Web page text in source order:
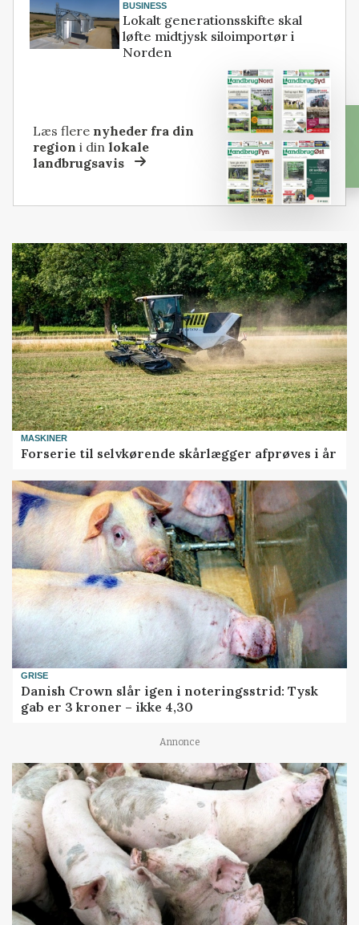
BUSINESS
Lokalt generationsskifte skal
løfte midtjysk siloimportør i
Norden
Læs flere nyheder fra din
region i dinlokale
landbrugsavis
MASKINER
Forserie til selvkørende skårlægger afprøves i år
GRISE
Danish Crown slår igen i noteringsstrid: Tysk
gab er 3 kroner – ikke 4,30
Annonce